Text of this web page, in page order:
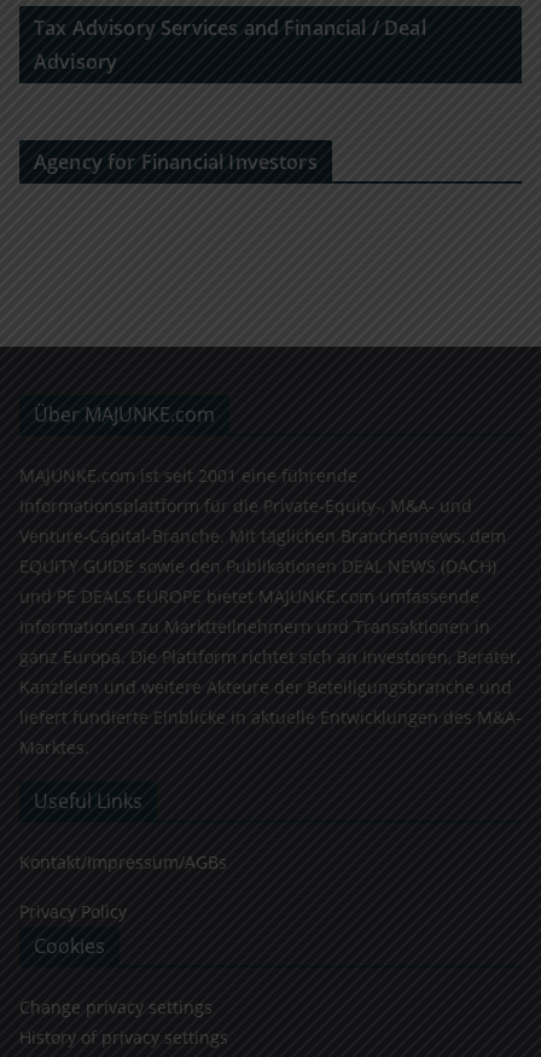
Tax Advisory Services and Financial / Deal
Advisory
Agency for Financial Investors
Über MAJUNKE.com
MAJUNKE.com ist seit 2001 eine führende
Informationsplattform für die Private-Equity-, M&A- und
Venture-Capital-Branche. Mit täglichen Branchennews, dem
EQUITY GUIDE sowie den Publikationen DEAL NEWS (DACH)
und PE DEALS EUROPE bietet MAJUNKE.com umfassende
Informationen zu Marktteilnehmern und Transaktionen in
ganz Europa. Die Plattform richtet sich an Investoren, Berater,
Kanzleien und weitere Akteure der Beteiligungsbranche und
liefert fundierte Einblicke in aktuelle Entwicklungen des M&A-
Marktes.
Useful Links
Kontakt/Impressum/AGBs
Privacy Policy
Cookies
Change privacy settings
History of privacy settings